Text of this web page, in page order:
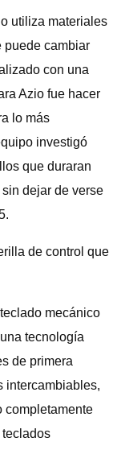
utiliza materiales
puede cambiar
con una
Azio fue hacer
lo más
investigó
que duraran
dejar de verse
de control que
mecánico
tecnología
de primera
intercambiables,
completamente